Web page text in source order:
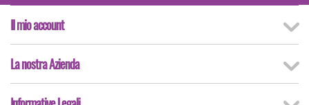
Il mio account
La nostra Azienda